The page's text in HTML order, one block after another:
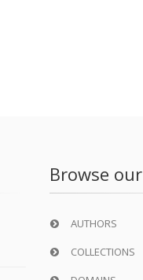
Browse our
AUTHORS
COLLECTIONS